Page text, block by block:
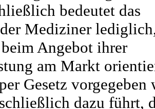
bedeutet das
Mediziner
Angebot ihrer
am Markt
Gesetz vorgegeben
dazu führt,